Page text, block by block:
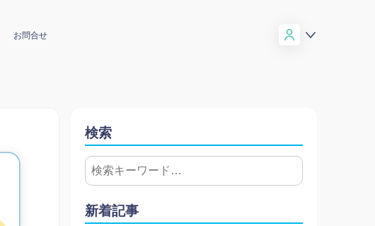
お問合せ
検索
新着記事